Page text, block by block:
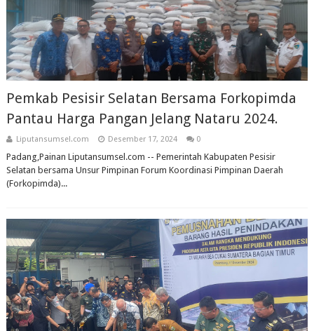
Pemkab Pesisir Selatan Bersama Forkopimda
Pantau Harga Pangan Jelang Nataru 2024.
Liputansumsel.com Desember 17, 2024 0
Padang,Painan Liputansumsel.com -- Pemerintah Kabupaten Pesisir
Selatan bersama Unsur Pimpinan Forum Koordinasi Pimpinan Daerah
(Forkopimda)...